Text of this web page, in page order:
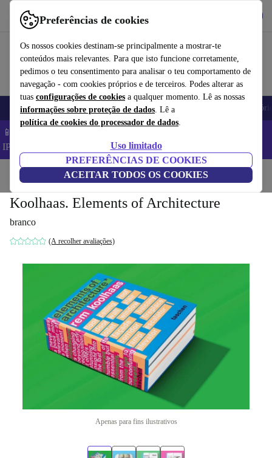
Preferências de cookies
Os nossos cookies destinam-se principalmente a mostrar-te
conteúdos mais relevantes. Para que isto funcione corretamente,
pedimos o teu consentimento para analisar o teu comportamento de
navegação - com cookies próprios e de terceiros. Podes alterar as
tuas configurações de cookies a qualquer momento. Lê as nossas
informações sobre proteção de dados. Lê a
política de cookies do processador de dados.
Uso limitado
PREFERÊNCIAS DE COOKIES
ACEITAR TODOS OS COOKIES
Use o refurbed de forma rápida e fácil
Telemóveis Computadores Portáteis Tablets
📱 Poupa 5% EXTRA em todos os iPhones – Código:
IPHONEDEAL –
Início Casa Móveis
Koolhaas. Elements of Architecture
branco
(A recolher avaliações)
Apenas para fins ilustrativos